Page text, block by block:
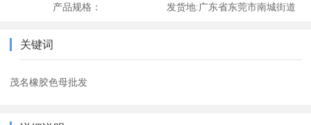
产品规格： 发货地:广东省东莞市南城街道
关键词
茂名橡胶色母批发